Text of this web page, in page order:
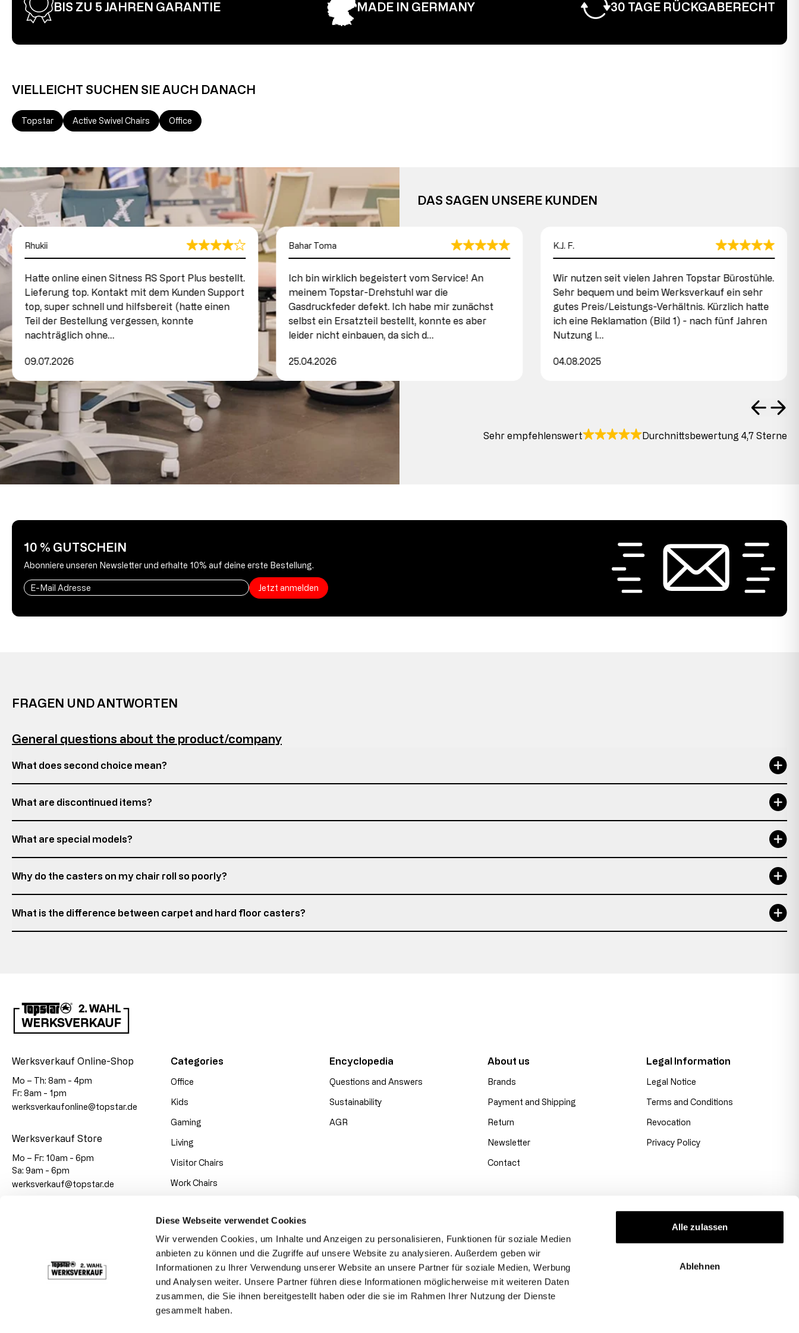
Diese Webseite verwendet Cookies
Wir verwenden Cookies, um Inhalte und Anzeigen zu personalisieren, Funktionen für soziale Medien
anbieten zu können und die Zugriffe auf unsere Website zu analysieren. Außerdem geben wir
Informationen zu Ihrer Verwendung unserer Website an unsere Partner für soziale Medien, Werbung
und Analysen weiter. Unsere Partner führen diese Informationen möglicherweise mit weiteren Daten
zusammen, die Sie ihnen bereitgestellt haben oder die sie im Rahmen Ihrer Nutzung der Dienste
gesammelt haben.
Alle zulassen
Ablehnen
BIS ZU 5 JAHREN GARANTIE MADE IN GERMANY 30 TAGE RÜCKGABERECHT
VIELLEICHT SUCHEN SIE AUCH DANACH
Topstar Active Swivel Chairs Office
DAS SAGEN UNSERE KUNDEN
Sehr empfehlenswert Durchnittsbewertung 4,7 Sterne
Rhukii
Hatte online einen Sitness RS Sport Plus bestellt.
Lieferung top. Kontakt mit dem Kunden Support
top, super schnell und hilfsbereit (hatte einen
Teil der Bestellung vergessen, konnte
nachträglich ohne…
09.07.2026
Bahar Toma
Ich bin wirklich begeistert vom Service! An
meinem Topstar-Drehstuhl war die
Gasdruckfeder defekt. Ich habe mir zunächst
selbst ein Ersatzteil bestellt, konnte es aber
leider nicht einbauen, da sich d…
25.04.2026
K.J. F.
Wir nutzen seit vielen Jahren Topstar Bürostühle.
Sehr bequem und beim Werksverkauf ein sehr
gutes Preis/Leistungs-Verhältnis. Kürzlich hatte
ich eine Reklamation (Bild 1) - nach fünf Jahren
Nutzung l…
04.08.2025
10 % GUTSCHEIN
Abonniere unseren Newsletter und erhalte 10% auf deine erste Bestellung.
Jetzt anmelden
FRAGEN UND ANTWORTEN
General questions about the product/company
What does second choice mean?
What are discontinued items?
What are special models?
Why do the casters on my chair roll so poorly?
What is the difference between carpet and hard floor casters?
Werksverkauf Online-Shop
Mo – Th: 8am - 4pm
Fr: 8am - 1pm
werksverkaufonline@topstar.de
Werksverkauf Store
Mo – Fr: 10am - 6pm
Sa: 9am - 6pm
werksverkauf@topstar.de
Categories
Office
Kids
Gaming
Living
Visitor Chairs
Work Chairs
Large Quantities
Encyclopedia
Questions and Answers
Sustainability
AGR
About us
Brands
Payment and Shipping
Return
Newsletter
Contact
Legal Information
Legal Notice
Terms and Conditions
Revocation
Privacy Policy